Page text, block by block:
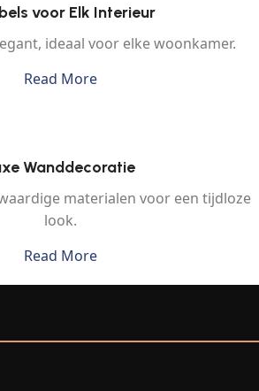
voor Elk Interieur
ideaal voor elke woonkamer.
Read More
Wanddecoratie
materialen voor een tijdloze
look.
Read More